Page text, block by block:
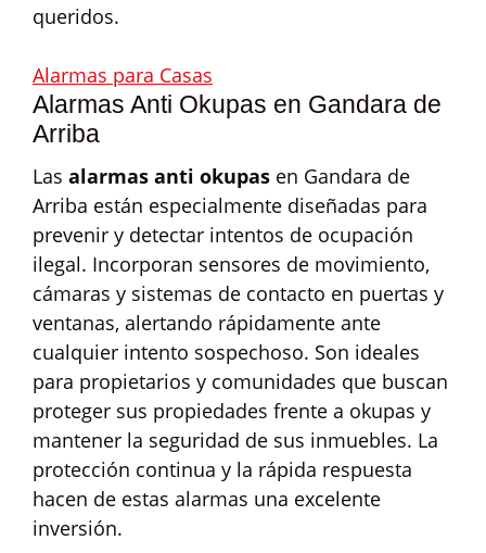
queridos.
Alarmas para Casas
Alarmas Anti Okupas en Gandara de
Arriba
Las alarmas anti okupas en Gandara de
Arriba están especialmente diseñadas para
prevenir y detectar intentos de ocupación
ilegal. Incorporan sensores de movimiento,
cámaras y sistemas de contacto en puertas y
ventanas, alertando rápidamente ante
cualquier intento sospechoso. Son ideales
para propietarios y comunidades que buscan
proteger sus propiedades frente a okupas y
mantener la seguridad de sus inmuebles. La
protección continua y la rápida respuesta
hacen de estas alarmas una excelente
inversión.